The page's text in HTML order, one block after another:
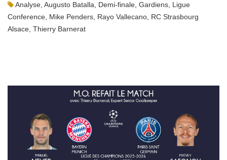
Analyse Augusto Batalla Demi-finale Gardiens Ligue
Conference Mike Penders Rayo Vallecano RC Strasbourg
Alsace Thierry Barnerat